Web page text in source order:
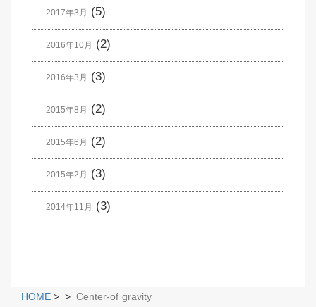
2017年3月 (5)
2016年10月 (2)
2016年3月 (3)
2015年8月 (2)
2015年6月 (2)
2015年2月 (3)
2014年11月 (3)
HOME > > Center-of₋gravity